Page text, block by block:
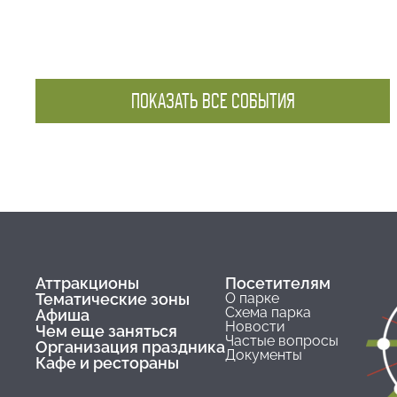
ПОКАЗАТЬ ВСЕ СОБЫТИЯ
Аттракционы
Тематические зоны
Афиша
Чем еще заняться
Организация праздника
Кафе и рестораны
Посетителям
О парке
Схема парка
Новости
Частые вопросы
Документы